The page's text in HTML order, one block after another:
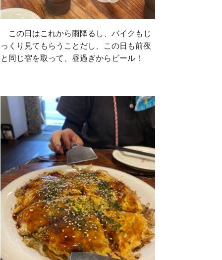
この日はこれから雨降るし、バイクもじ
っくり見てもらうことだし、この日も前夜
と同じ宿を取って、昼過ぎからビール！